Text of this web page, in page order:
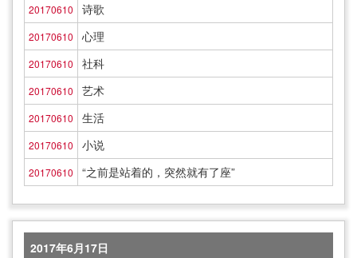
20170610 诗歌
20170610 心理
20170610 社科
20170610 艺术
20170610 生活
20170610 小说
20170610 “之前是站着的，突然就有了座”
2017年6月17日